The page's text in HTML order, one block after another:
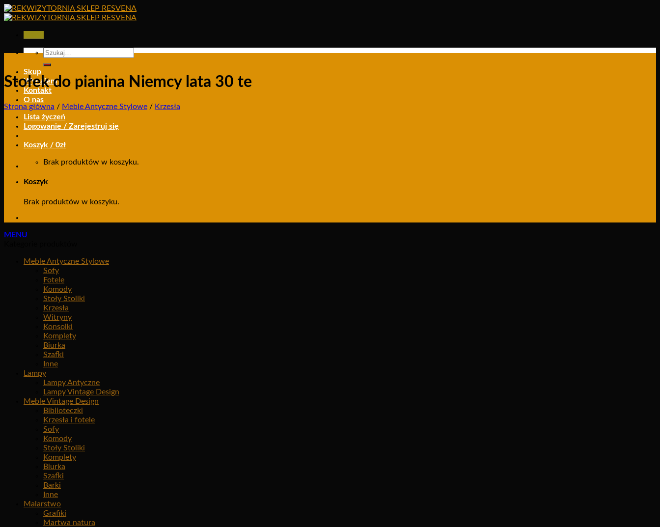
Skip
to
Szukaj:
Skup
Wynajem
Kontakt
O nas
Lista życzeń
Logowanie / Zarejestruj się
Koszyk / 0zł
Brak produktów w koszyku.
Koszyk
Brak produktów w koszyku.
Stołek do pianina Niemcy lata 30 te
Strona główna / Meble Antyczne Stylowe / Krzesła
MENU
Meble Antyczne Stylowe
Sofy
Fotele
Komody
Stoły Stoliki
Krzesła
Witryny
Konsolki
Komplety
Biurka
Szafki
Inne
Lampy
Lampy Antyczne
Lampy Vintage Design
Meble Vintage Design
Biblioteczki
Krzesła i fotele
Sofy
Komody
Stoły Stoliki
Komplety
Biurka
Szafki
Barki
Inne
Malarstwo
Grafiki
Martwa natura